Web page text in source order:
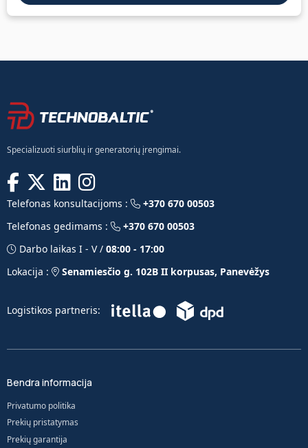
Specializuoti siurblių ir generatorių įrengimai.
Telefonas konsultacijoms :
+370 670 00503
Telefonas gedimams :
+370 670 00503
Darbo laikas I - V / 08:00 - 17:00
Lokacija :
Senamiesčio g. 102B II korpusas, Panevėžys
Logistikos partneris:
Bendra informacija
Privatumo politika
Prekių pristatymas
Prekių garantija